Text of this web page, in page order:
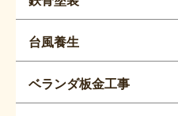
台風養生
ベランダ板金工事